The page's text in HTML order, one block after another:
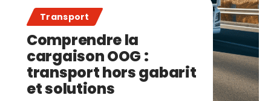
Transport
Comprendre la
cargaison OOG :
transport hors gabarit
et solutions